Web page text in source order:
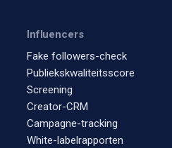
Influencers
Fake followers-check
Publiekskwaliteitsscore
Screening
Creator-CRM
Campagne-tracking
White-labelrapporten